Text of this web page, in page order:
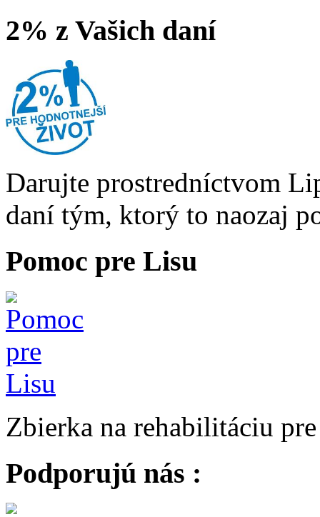
2% z Vašich daní
Darujte prostredníctvom
daní tým, ktorý to naozaj
Pomoc pre Lisu
Zbierka na rehabilitáciu
Podporujú nás :